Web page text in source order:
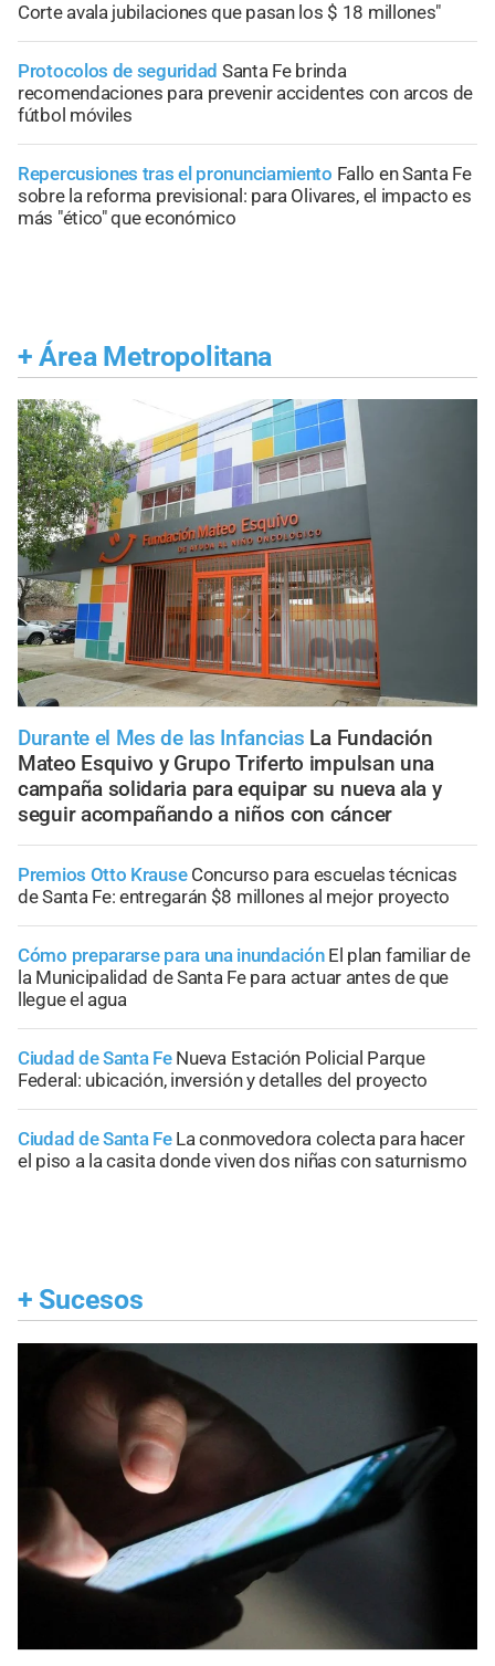
Corte avala jubilaciones que pasan los $ 18 millones"
Protocolos de seguridad Santa Fe brinda
recomendaciones para prevenir accidentes con arcos de
fútbol móviles
Repercusiones tras el pronunciamiento Fallo en Santa Fe
sobre la reforma previsional: para Olivares, el impacto es
más "ético" que económico
+ Área Metropolitana
Durante el Mes de las Infancias La Fundación
Mateo Esquivo y Grupo Triferto impulsan una
campaña solidaria para equipar su nueva ala y
seguir acompañando a niños con cáncer
Premios Otto Krause Concurso para escuelas técnicas
de Santa Fe: entregarán $8 millones al mejor proyecto
Cómo prepararse para una inundación El plan familiar de
la Municipalidad de Santa Fe para actuar antes de que
llegue el agua
Ciudad de Santa Fe Nueva Estación Policial Parque
Federal: ubicación, inversión y detalles del proyecto
Ciudad de Santa Fe La conmovedora colecta para hacer
el piso a la casita donde viven dos niñas con saturnismo
+ Sucesos